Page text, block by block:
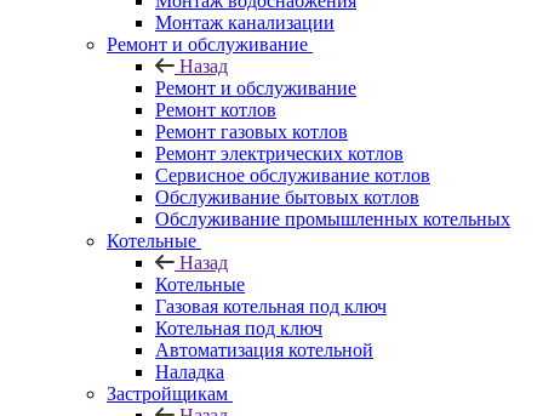
Монтаж канализации
Ремонт и обслуживание
Назад
Ремонт и обслуживание
Ремонт котлов
Ремонт газовых котлов
Ремонт электрических котлов
Сервисное обслуживание котлов
Обслуживание бытовых котлов
Обслуживание промышленных котельных
Котельные
Назад
Котельные
Газовая котельная под ключ
Котельная под ключ
Автоматизация котельной
Наладка
Застройщикам